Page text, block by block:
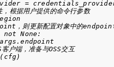
=
根据用户提供的命令行参数
，则更新配置对象中的
not None:
户端，准备与OSS交互